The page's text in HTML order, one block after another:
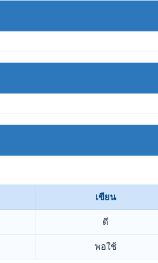
เขียน
ดี
พอใช้